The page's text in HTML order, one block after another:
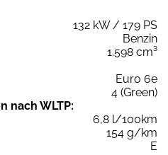
132 kW / 179 PS
Benzin
1.598 cm³
Euro 6e
4 (Green)
nach WLTP:
6,8 l/100km
154 g/km
E